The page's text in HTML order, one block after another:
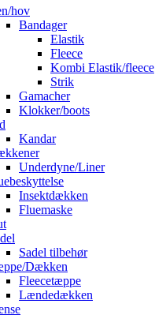
hov
Bandager
Elastik
Fleece
Kombi Elastik/fleece
Strik
Gamacher
Klokker/boots
Kandar
Underdyne/Liner
Insektdækken
Fluemaske
Sadel tilbehør
Dækken
Fleecetæppe
Lændedækken